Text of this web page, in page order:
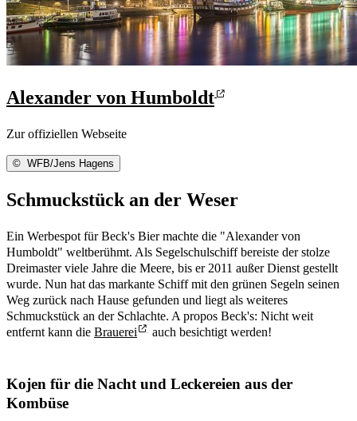
Alexander von Humboldt
Zur offiziellen Webseite
© WFB/Jens Hagens
Schmuckstück an der Weser
Ein Werbespot für Beck's Bier machte die "Alexander von
Humboldt" weltberühmt. Als Segelschulschiff bereiste der stolze
Dreimaster viele Jahre die Meere, bis er 2011 außer Dienst gestellt
wurde. Nun hat das markante Schiff mit den grünen Segeln seinen
Weg zurück nach Hause gefunden und liegt als weiteres
Schmuckstück an der Schlachte. A propos Beck's: Nicht weit
entfernt kann die Brauerei auch besichtigt werden!
Kojen für die Nacht und Leckereien aus der
Kombüse